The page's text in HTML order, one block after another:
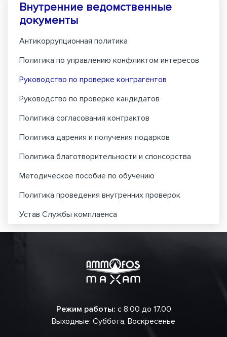
Внутренние ведомственные
документы
Антикоррупционная политика
Политика по управлению конфликтом интересов
Руководство по проверке контрагентов
Руководство по проверке кандидатов
Политика согласования контрактов
Политика дарения и получения подарков
Политика благотворительности и спонсорства
Методическое пособие по обучению
Политика проведения внутренних проверок
Устав Службы комплаенса
Режим работы: с 8.00 до 17.00
Выходные: Суббота, Воскресенье